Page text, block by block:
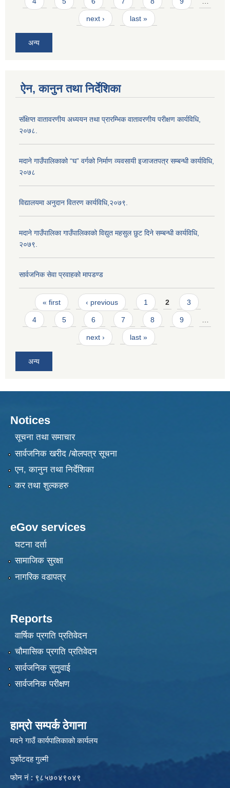
next › last »
अन्य
ऐन, कानुन तथा निर्देशिका
संक्षिप्त वातावरणीय अध्ययन तथा प्रारम्भिक वातावरणीय परीक्षण कार्यविधि,
२०७८.
मदाने गाउँपालिकाको “घ” वर्गको निर्माण व्यवसायी इजाजतपत्र सम्बन्धी कार्यविधि,
२०७८
विद्यालयमा अनुदान वितरण कार्यविधि,२०७९.
मदाने गाउँपालिका गाउँपालिकाको विद्युत महसुल छुट दिने सम्बन्धी कार्यविधि,
२०७९.
सार्वजनिक सेवा प्रवाहको मापडण्ड
Pages
« first ‹ previous 1 2 3
4 5 6 7 8 9 …
next › last »
अन्य
Notices
सूचना तथा समाचार
सार्वजनिक खरीद /बोलपत्र सूचना
एन, कानुन तथा निर्देशिका
कर तथा शुल्कहरु
eGov services
घटना दर्ता
सामाजिक सुरक्षा
नागरिक वडापत्र
Reports
वार्षिक प्रगति प्रतिवेदन
चौमासिक प्रगति प्रतिवेदन
सार्वजनिक सुनुवाई
सार्वजनिक परीक्षण
हाम्रो सम्पर्क ठेगाना
मदने गाउँ कार्यपालिकाको कार्यलय
पुर्कोटदह गुल्मी
फोन नं : ९८५७०४९०४९